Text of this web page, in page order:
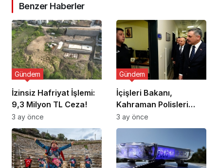
Benzer Haberler
İzinsiz Hafriyat İşlemi:
9,3 Milyon TL Ceza!
Gündem
3 ay önce
İçişleri Bakanı,
Kahraman Polisleri
Ziyaret Etti
Gündem
3 ay önce